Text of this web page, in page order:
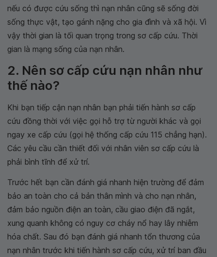
nếu có được cứu sống thì nạn nhân cũng sẽ sống đời
sống thực vật, tạo gánh nặng cho gia đình và xã hội. Vì
vậy thời gian là tối quan trọng trong sơ cấp cứu. Thời
gian là mạng sống của nạn nhân.
2. Nên sơ cấp cứu nạn nhân như
thế nào?
Khi bạn tiếp cận nạn nhân bạn phải tiến hành sơ cấp
cứu đồng thời với việc gọi hỗ trợ từ người khác và gọi
ngay xe cấp cứu (gọi hệ thống cấp cứu 115 chẳng hạn).
Các yêu cầu cần thiết đối với nhân viên sơ cấp cứu là
phải bình tĩnh để xử trí.
Trước hết bạn cần đánh giá nhanh hiện trường để đảm
bảo an toàn cho cả bản thân mình và cho nạn nhân,
đảm bảo nguồn điện an toàn, cầu giao điện đã ngắt,
xung quanh không có nguy cơ cháy nổ hay lây nhiễm
hóa chất. Sau đó bạn đánh giá nhanh tổn thương của
nạn nhân trước khi tiến hành sơ cấp cứu, xử trí ban đầu